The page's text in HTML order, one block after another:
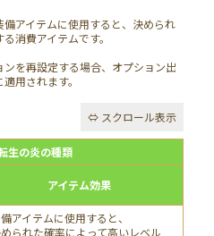
アイテムに使用すると、決められ
消費アイテムです。
を再設定する場合、オプション出
用されます。
生の炎の種類
アイテム効果
アイテムに使用すると、
られた確率によって高いレベル